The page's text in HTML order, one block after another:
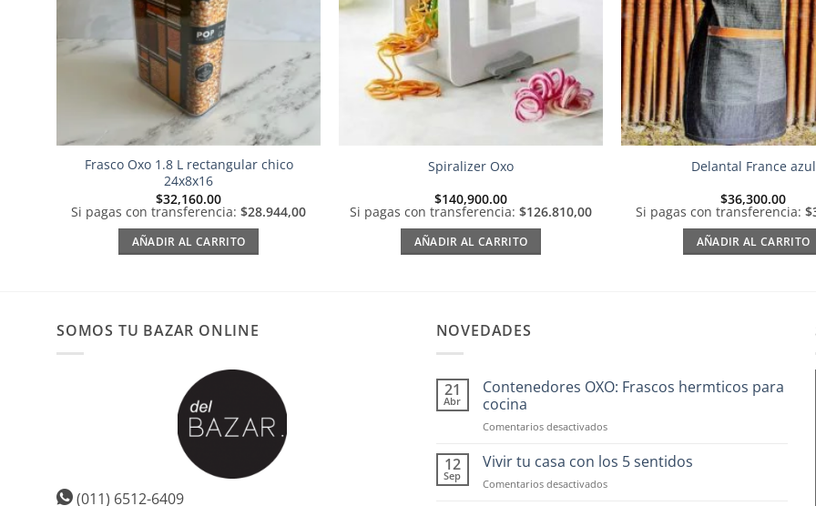
Frasco Oxo 1.8 L rectangular chico
24x8x16
$32,160.00
Si pagas con transferencia: $28.944,00
AÑADIR AL CARRITO
Spiralizer Oxo
$140,900.00
Si pagas con transferencia: $126.810,00
AÑADIR AL CARRITO
Delantal France azul
$36,300.00
Si pagas con transferencia:
AÑADIR AL CARRITO
SOMOS TU BAZAR ONLINE
(011) 6512-6409
NOVEDADES
21
Abr
Contenedores OXO: Frascos hermticos para
cocina
Comentarios desactivadosen
OXO:
Frascos
hermticos
12
Sep
Vivir tu casa con los 5 sentidos
Comentarios desactivadosen